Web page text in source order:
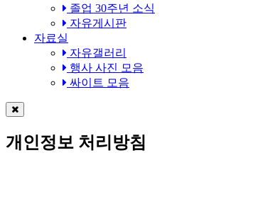
졸업 30주년 소식
자유게시판
자료실
자유갤러리
행사 사진 모음
싸이트 모음
개인정보 처리방침